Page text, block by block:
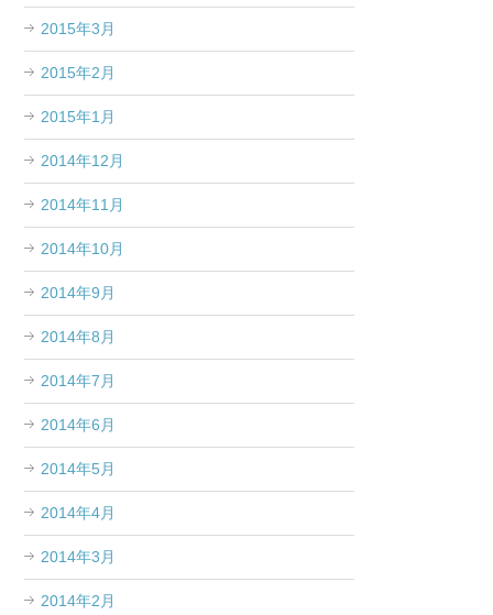
2015年3月
2015年2月
2015年1月
2014年12月
2014年11月
2014年10月
2014年9月
2014年8月
2014年7月
2014年6月
2014年5月
2014年4月
2014年3月
2014年2月